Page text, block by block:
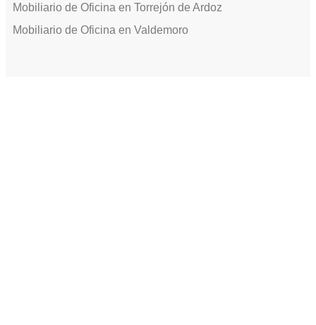
Mobiliario de Oficina en Torrejón de Ardoz
Mobiliario de Oficina en Valdemoro